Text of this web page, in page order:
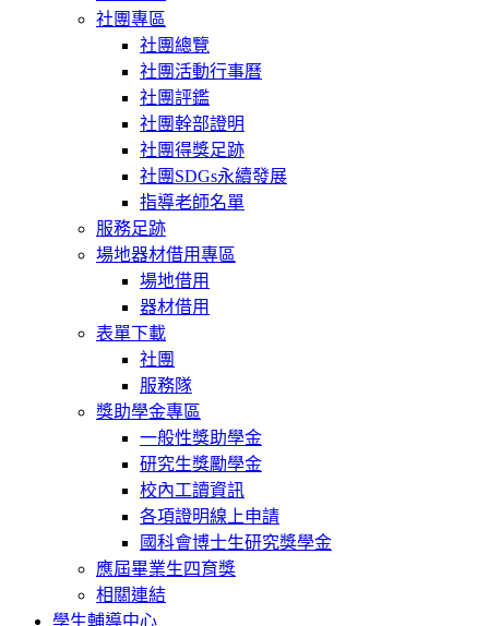
社團專區
社團總覽
社團活動行事曆
社團評鑑
社團幹部證明
社團得獎足跡
社團SDGs永續發展
指導老師名單
服務足跡
場地器材借用專區
場地借用
器材借用
表單下載
社團
服務隊
獎助學金專區
一般性獎助學金
研究生獎勵學金
校內工讀資訊
各項證明線上申請
國科會博士生研究獎學金
應屆畢業生四育獎
相關連結
學生輔導中心